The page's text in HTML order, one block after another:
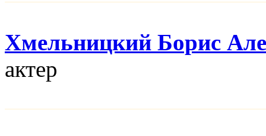
Хмельницкий Борис
актер